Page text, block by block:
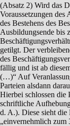
(Absatz 2) Wird das
Voraussetzungen des
des Bestehens des
Ausbildungsende bis
getilgt. Der
des
fällig und ist ab
(…)“ Auf
Parteien alsdann
Hierbei schlossen die
schriftliche
d. A.). Diese sieht die
„einvernehmlich